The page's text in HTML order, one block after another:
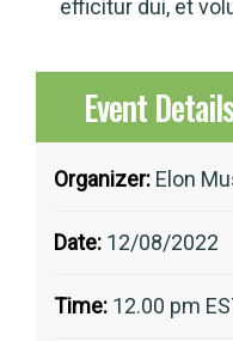
efficitur dui, et
Event
Organizer: Elon
Date: 12/08/2022
Time: 12.00 pm